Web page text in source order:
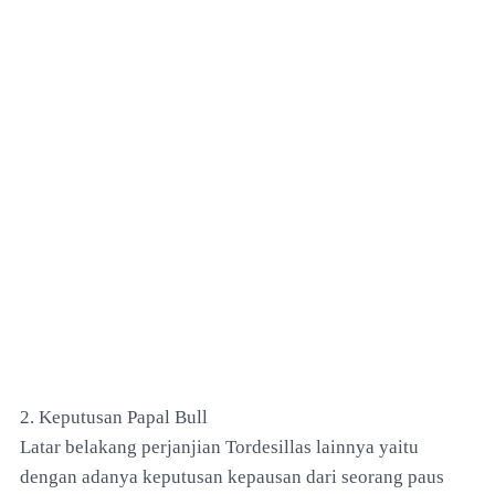
2. Keputusan Papal Bull
Latar belakang perjanjian Tordesillas lainnya yaitu
dengan adanya keputusan kepausan dari seorang paus